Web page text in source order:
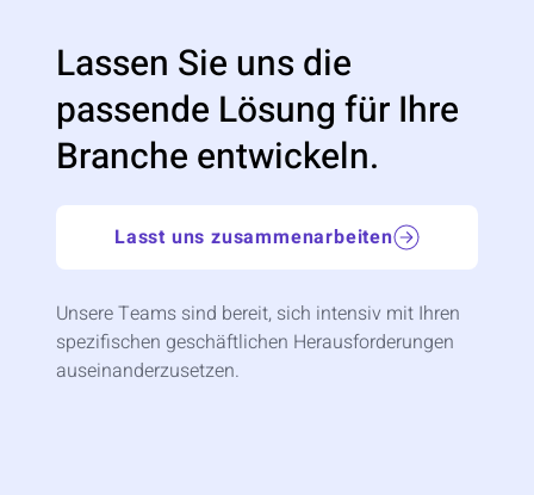
Lassen Sie uns die
passende Lösung für Ihre
Branche entwickeln.
Unsere Teams sind bereit, sich intensiv mit Ihren
spezifischen geschäftlichen Herausforderungen
auseinanderzusetzen.
Lasst uns zusammenarbeiten